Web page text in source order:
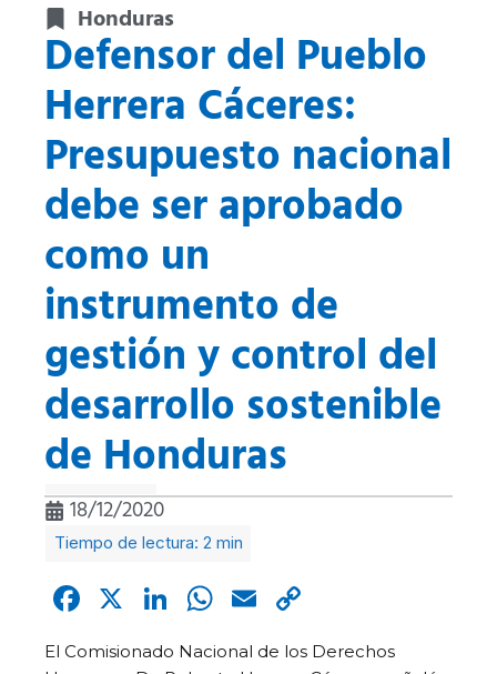
Honduras
Defensor del Pueblo
Herrera Cáceres:
Presupuesto nacional
debe ser aprobado
como un
instrumento de
gestión y control del
desarrollo sostenible
de Honduras
18/12/2020
Facebook
X LinkedIn
WhatsApp
Email
Link
El Comisionado Nacional de los Derechos